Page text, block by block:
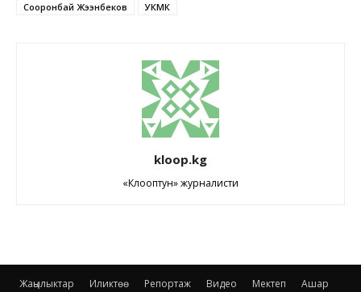
Сооронбай Жээнбеков
УКМК
kloop.kg
«Клооптун» журналисти
Жаңылыктар Иликтөө Репортаж Видео Мектеп Ашар